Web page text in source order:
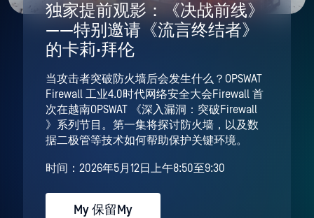
独家提前观影：《决战前线》
——特别邀请《流言终结者》
的卡莉·拜伦
当攻击者突破防火墙后会发生什么？OPSWAT
Firewall 工业4.0时代网络安全大会Firewall 首
次在越南OPSWAT 《深入漏洞：突破Firewall
》系列节目。第一集将探讨防火墙，以及数
据二极管等技术如何帮助保护关键环境。
时间：2026年5月12日上午8:50至9:30
My 保留My